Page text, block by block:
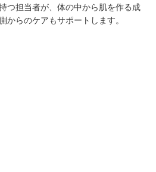
つ担当者が、体の中から肌を作る成
からのケアもサポートします。